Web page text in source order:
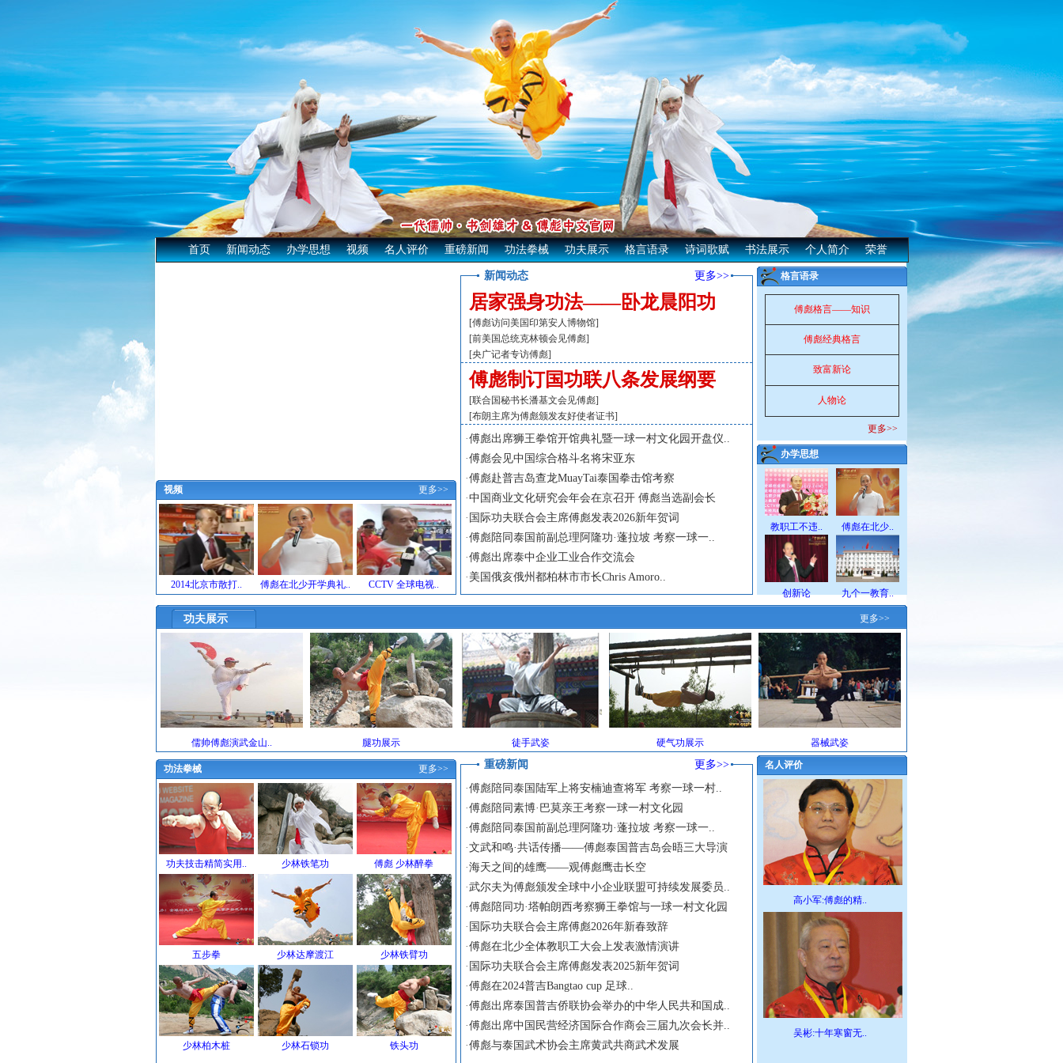
首页 新闻动态 办学思想 视频 名人评价 重磅新闻 功法拳械 功夫展示 格言语录 诗词歌赋 书法展示 个人简介 荣誉
视频 更多>>
2014北京市散打.. 傅彪在北少开学典礼.. CCTV 全球电视..
新闻动态 更多>>
居家强身功法——卧龙晨阳功
[傅彪访问美国印第安人博物馆]
[前美国总统克林顿会见傅彪]
[央广记者专访傅彪]
傅彪制订国功联八条发展纲要
[联合国秘书长潘基文会见傅彪]
[布朗主席为傅彪颁发友好使者证书]
·傅彪出席狮王拳馆开馆典礼暨一球一村文化园开盘仪..
·傅彪会见中国综合格斗名将宋亚东
·傅彪赴普吉岛查龙MuayTai泰国拳击馆考察
·中国商业文化研究会年会在京召开 傅彪当选副会长
· 国际功夫联合会主席傅彪发表2026新年贺词
·傅彪陪同泰国前副总理阿隆功·蓬拉坡 考察一球一..
·傅彪出席泰中企业工业合作交流会
· 美国俄亥俄州都柏林市市长Chris Amoro..
格言语录
傅彪格言——知识
傅彪经典格言
致富新论
人物论
更多>>
办学思想
教职工不违.. 傅彪在北少..
创新论 九个一教育..
功夫展示 更多>>
儒帅傅彪演武金山.. 腿功展示 徒手武姿 硬气功展示 器械武姿
功法拳械 更多>>
功夫技击精简实用.. 少林铁笔功 傅彪 少林醉拳
五步拳 少林达摩渡江 少林铁臂功
少林柏木桩 少林石锁功 铁头功
重磅新闻
更多>>
·傅彪陪同泰国陆军上将安楠迪查将军 考察一球一村..
·傅彪陪同素博·巴莫亲王考察一球一村文化园
·傅彪陪同泰国前副总理阿隆功·蓬拉坡 考察一球一..
·文武和鸣·共话传播——傅彪泰国普吉岛会晤三大导演
·海天之间的雄鹰——观傅彪鹰击长空
·武尔夫为傅彪颁发全球中小企业联盟可持续发展委员..
·傅彪陪同功·塔帕朗西考察狮王拳馆与一球一村文化园
· 国际功夫联合会主席傅彪2026年新春致辞
·傅彪在北少全体教职工大会上发表激情演讲
· 国际功夫联合会主席傅彪发表2025新年贺词
·傅彪在2024普吉Bangtao cup 足球..
·傅彪出席泰国普吉侨联协会举办的中华人民共和国成..
·傅彪出席中国民营经济国际合作商会三届九次会长并..
·傅彪与泰国武术协会主席黄武共商武术发展
名人评价
高小军:傅彪的精..
吴彬:十年寒窗无..